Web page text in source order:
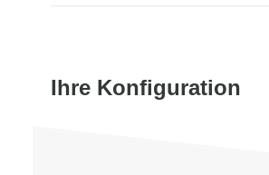
Ihre Konfiguration